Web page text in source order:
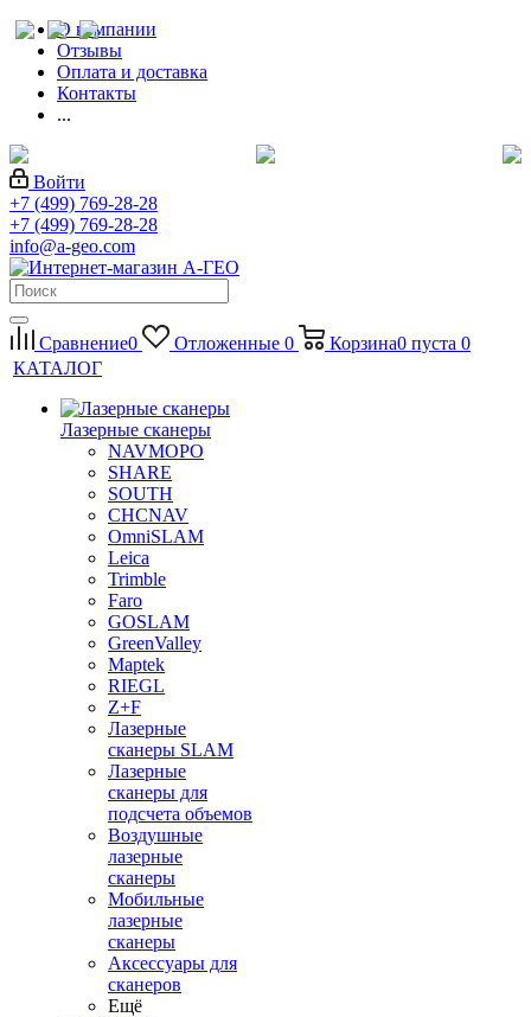
О компании
Отзывы
Оплата и доставка
Контакты
...
Войти
+7 (499) 769-28-28
+7 (499) 769-28-28
info@a-geo.com
Сравнение0 Отложенные 0 Корзина0 пуста 0
КАТАЛОГ
Лазерные сканеры
NAVMOPO
SHARE
SOUTH
CHCNAV
OmniSLAM
Leica
Trimble
Faro
GOSLAM
GreenValley
Maptek
RIEGL
Z+F
Лазерные
сканеры SLAM
Лазерные
сканеры для
подсчета объемов
Воздушные
лазерные
сканеры
Мобильные
лазерные
сканеры
Аксессуары для
сканеров
Ещё